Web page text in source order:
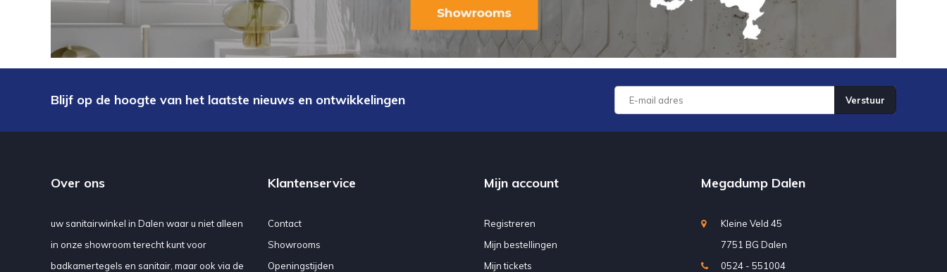
Blijf op de hoogte van het laatste nieuws en ontwikkelingen Verstuur
Over ons
uw sanitairwinkel in Dalen waar u niet alleen
in onze showroom terecht kunt voor
badkamertegels en sanitair, maar ook via de
Klantenservice
Contact
Showrooms
Openingstijden
Mijn account
Registreren
Mijn bestellingen
Mijn tickets
Megadump Dalen
Kleine Veld 45
7751 BG Dalen
0524 - 551004